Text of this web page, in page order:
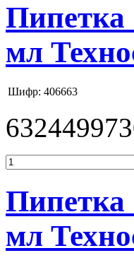
Пипетка
мл
Шифр: 406663
Пипетка
мл